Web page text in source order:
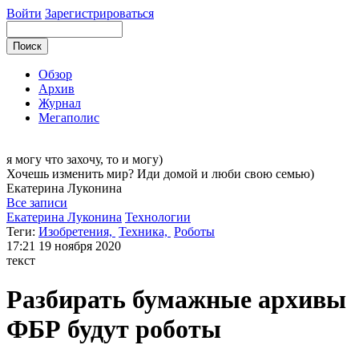
Войти Зарегистрироваться
Обзор
Архив
Журнал
Мегаполис
я могу что захочу, то и могу)
Хочешь изменить мир? Иди домой и люби свою семью)
Екатерина Луконина
Все записи
Екатерина Луконина Технологии
Теги: Изобретения, Техника, Роботы
17:21 19 ноября 2020
текст
Разбирать бумажные архивы
ФБР будут роботы